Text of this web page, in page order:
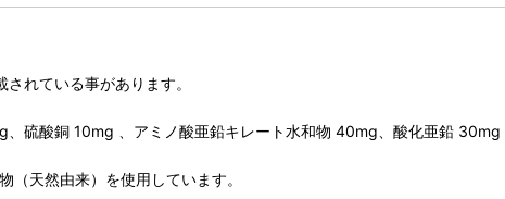
れている事があります。
硫酸銅 10mg 、アミノ酸亜鉛キレート水和物 40mg、酸化亜鉛
天然由来）を使用しています。